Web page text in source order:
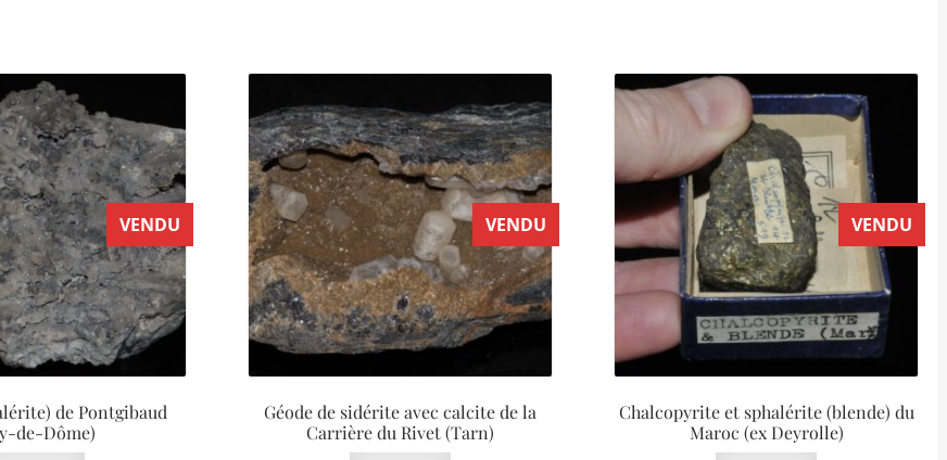
VENDU
de Pontgibaud
de-Dôme)
VENDU
Géode de sidérite avec calcite de la
Carrière du Rivet (Tarn)
VENDU
Chalcopyrite et sphalérite (blende) du
Maroc (ex Deyrolle)